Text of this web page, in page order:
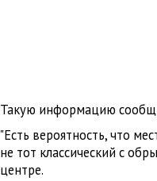
Такую информацию
"Есть вероятность, что
не тот классический с
центре.